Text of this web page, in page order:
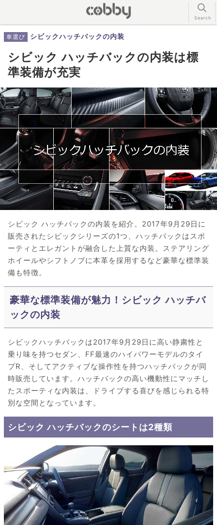
車選び シビックハッチバックの内装
シビック ハッチバックの内装は標
準装備が充実
シビック ハッチバックの内装を紹介。2017年9月29日に
販売されたシビックシリーズの1つ、ハッチバックはスポ
ーティとエレガントが融合した上質な内装。ステアリング
ホイールやシフトノブに本革を採用するなど豪華な標準装
備も特徴。
豪華な標準装備が魅力！シビック ハッチバ
ックの内装
シビックハッチバックは2017年9月29日に高い静粛性と
乗り味を持つセダン、FF最速のハイパワーモデルのタイ
プR、そしてアクティブな操作性を持つハッチバックが同
時販売しています。ハッチバックの高い機動性にマッチし
たスポーティな内装は、ドライブする喜びを感じられる特
別な空間となっています。
シビック ハッチバックのシートは2種類